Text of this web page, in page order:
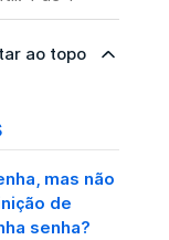
ao topo
mas não
de
senha?